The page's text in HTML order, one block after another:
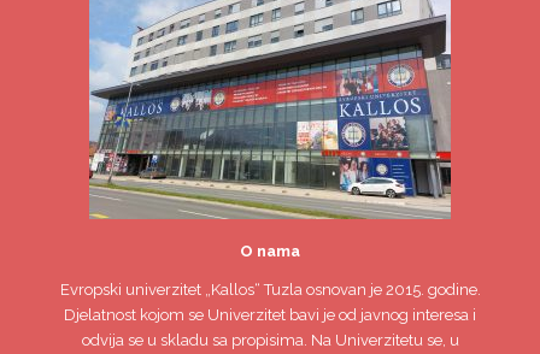
O nama
Evropski univerzitet„Kallos“ Tuzla osnovan je 2015. godine.
Djelatnost kojom se Univerzitet bavi je od javnog interesa i
odvija se u skladu sa propisima. Na Univerzitetu se, u